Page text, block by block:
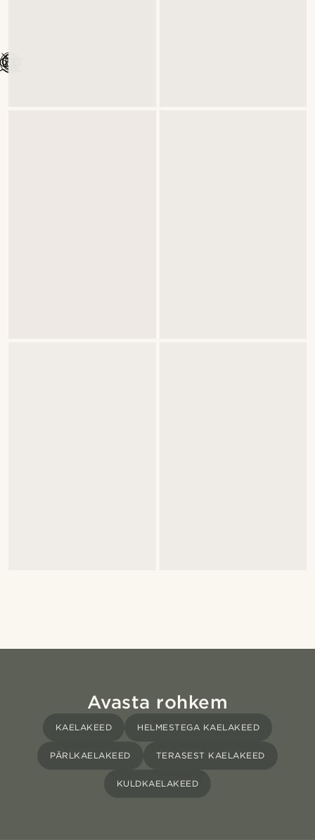
Avasta rohkem
KAELAKEED HELMESTEGA KAELAKEED
PÄRLKAELAKEED TERASEST KAELAKEED
KULDKAELAKEED